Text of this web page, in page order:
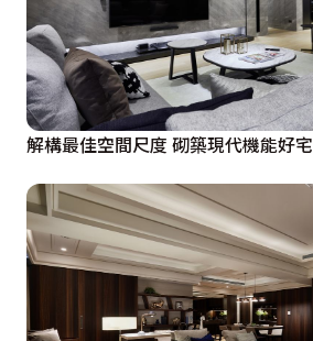
解構最佳空間尺度 砌築現代機能好宅